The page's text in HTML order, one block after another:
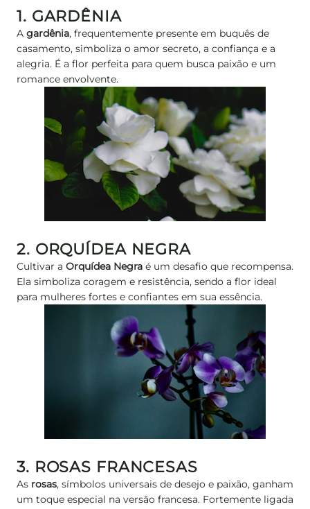
1. GARDÊNIA
A gardênia, frequentemente presente em buquês de
casamento, simboliza o amor secreto, a confiança e a
alegria. É a flor perfeita para quem busca paixão e um
romance envolvente.
2. ORQUÍDEA NEGRA
Cultivar a Orquídea Negra é um desafio que recompensa.
Ela simboliza coragem e resistência, sendo a flor ideal
para mulheres fortes e confiantes em sua essência.
3. ROSAS FRANCESAS
As rosas, símbolos universais de desejo e paixão, ganham
um toque especial na versão francesa. Fortemente ligada